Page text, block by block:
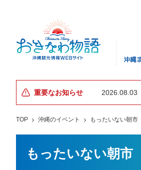
重要なお知らせ 2026.08.03
TOP 沖縄のイベント もったいない朝市
もったいない朝市